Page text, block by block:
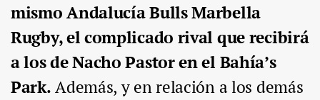
mismo Andalucía Bulls Marbella
Rugby, el complicado rival que recibirá
a los de Nacho Pastor en el Bahía’s
Park.Además, y en relación a los demás